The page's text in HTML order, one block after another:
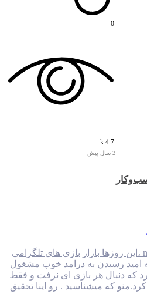
0
4.7 k
2 سال پیش
پس از موفقیت پروژه notcoin ،این روزها بازار بازی های تلگرامی
رسیدن به درامد خوب مشغول
که دنبال هر بازی ای نرفت و فقط
کرد.منو که میشناسید . رو اینا تحقیق